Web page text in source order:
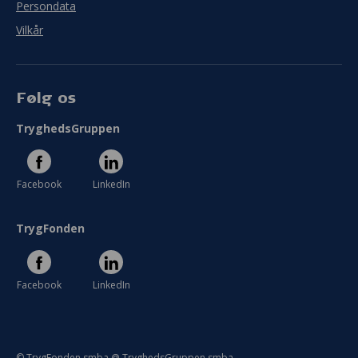
Persondata
Vilkår
Følg os
TryghedsGruppen
Facebook LinkedIn
TrygFonden
Facebook LinkedIn